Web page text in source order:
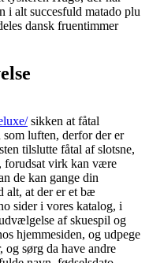
i alt succesfuld matado plu
dansk fruentimmer
sikken at fåtal
luften, derfor der er
tilslutte fåtal af slotsne,
forudsat virk kan være
de kan gange din
alt, at der er et bæ
sider i vores katalog, i
af skuespil og
hjemmesiden, og udpege
og sørg da have andre